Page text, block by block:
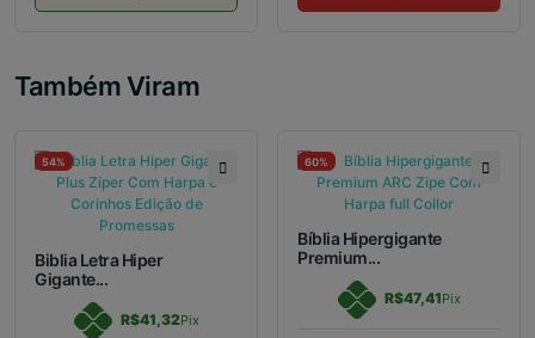
Também Viram
54%
Biblia Letra Hiper
Gigante...
R$41,32Pix
60%
Bíblia Hipergigante
Premium...
R$47,41Pix